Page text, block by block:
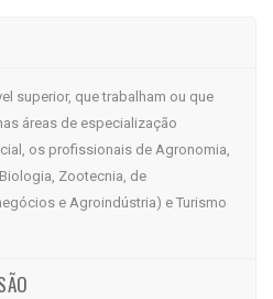
superior, que trabalham ou que
áreas de especialização
os profissionais de Agronomia,
Zootecnia, de
e Agroindústria) e Turismo